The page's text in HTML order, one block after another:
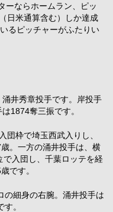
ーならホームラン、ピッ
日米通算含む）しか達成
るピッチャーがふたりい
井秀章投手です。岸投手
1874奪三振です。
枠で埼玉西武入りし、
。一方の涌井投手は、横
入団し、千葉ロッテを経
です。
細身の右腕。涌井投手は
。